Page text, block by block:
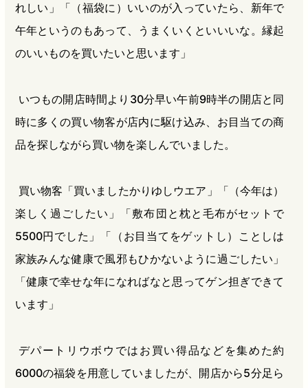
れしい」「（福袋に）いいのが入っていたら、新年で
午年というのもあって、うまくいくといいいな。縁起
のいいものを買いたいと思います」
いつもの開店時間より30分早い午前9時半の開店と同
時に多くの買い物客が店内に駆け込み、お目当ての商
品を探しながら買い物を楽しんでいました。
買い物客「買いましたかりゆしウエア」「（今年は）
楽しく過ごしたい」「敷布団と枕と毛布がセットで
5500円でした」「（お目当てをゲットし）ことしは
家族みんな健康で風邪もひかないように過ごしたい」
「健康で幸せな年になればなと思ってゲン担ぎできて
います」
デパートリウボウではお買い得品などを集めた約
6000の福袋を用意していましたが、開店から5分足ら